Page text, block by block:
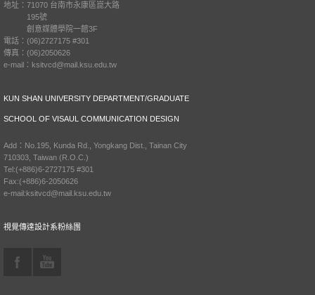
地址：71070 台南市永康區崑大路
195號
創意媒體學院一館3F
電話：(06)2727175 #301
傳真：(06)2050626
e-mail：ksitvcd@mail.ksu.edu.tw
KUN SHAN UNIVERSITY DEPARTMENT/GRADUATE
SCHOOL OF VISAUL COMMUNICATION DESIGN
Add：No.195, Kunda Rd., Yongkang Dist., Tainan City
710303, Taiwan (R.O.C.)
Tel:(+886)6-2727175 #301
Fax:(+886)6-2050626
e-mail:ksitvcd@mail.ksu.edu.tw
視覺傳達設計系粉絲團